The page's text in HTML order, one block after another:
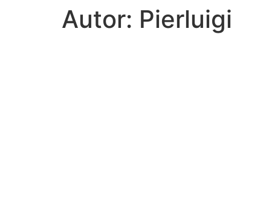
Autor: Pierluigi